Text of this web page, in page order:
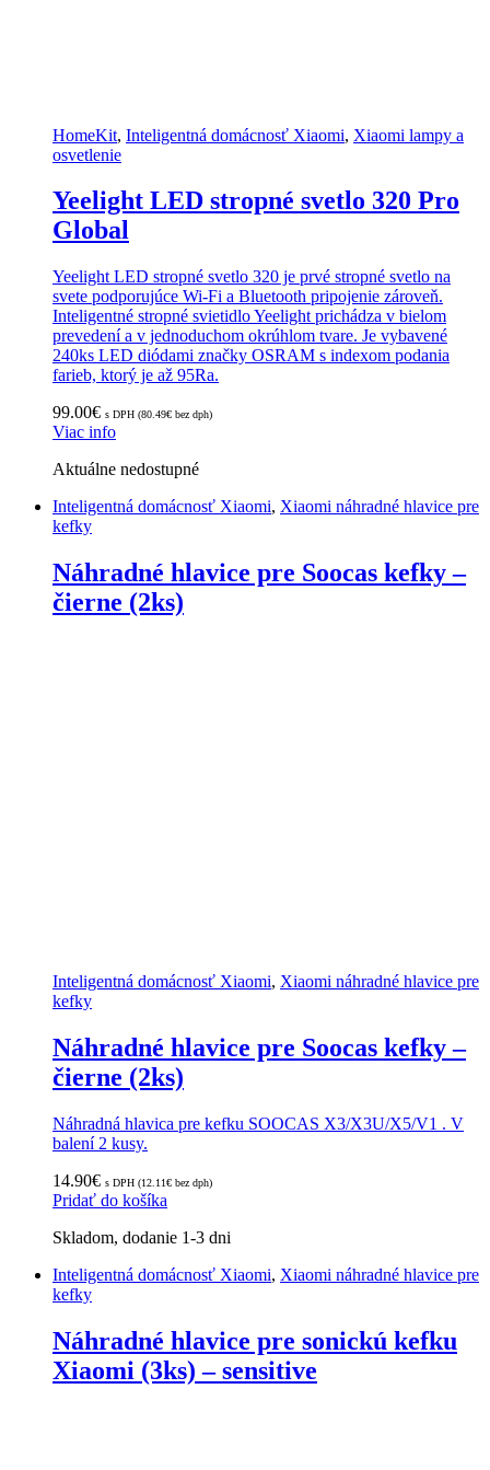
HomeKit, Inteligentná domácnosť Xiaomi, Xiaomi lampy a
osvetlenie
Yeelight LED stropné svetlo 320 Pro
Global
Yeelight LED stropné svetlo 320 je prvé stropné svetlo na
svete podporujúce Wi-Fi a Bluetooth pripojenie zároveň.
Inteligentné stropné svietidlo Yeelight prichádza v bielom
prevedení a v jednoduchom okrúhlom tvare. Je vybavené
240ks LED diódami značky OSRAM s indexom podania
farieb, ktorý je až 95Ra.
99.00€ s DPH (80.49€ bez dph)
Viac info
Aktuálne nedostupné
Inteligentná domácnosť Xiaomi, Xiaomi náhradné hlavice pre
kefky
Náhradné hlavice pre Soocas kefky –
čierne (2ks)
Inteligentná domácnosť Xiaomi, Xiaomi náhradné hlavice pre
kefky
Náhradné hlavice pre Soocas kefky –
čierne (2ks)
Náhradná hlavica pre kefku SOOCAS X3/X3U/X5/V1 . V
balení 2 kusy.
14.90€ s DPH (12.11€ bez dph)
Pridať do košíka
Skladom, dodanie 1-3 dni
Inteligentná domácnosť Xiaomi, Xiaomi náhradné hlavice pre
kefky
Náhradné hlavice pre sonickú kefku
Xiaomi (3ks) – sensitive